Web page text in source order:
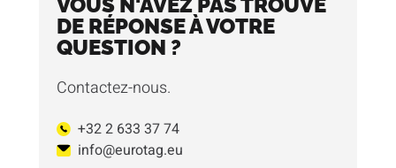
DE RÉPONSE À VOTRE
QUESTION ?
Contactez-nous.
+32 2 633 37 74
info@eurotag.eu